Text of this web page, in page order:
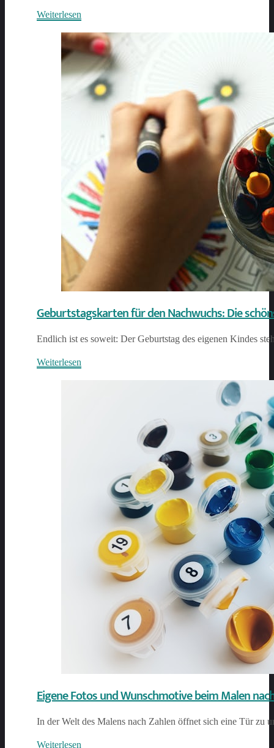
Weiterlesen
Geburtstagskarten für den Nachwuchs: Die
Endlich ist es soweit: Der Geburtstag des eigenen Kindes
Weiterlesen
Eigene Fotos und Wunschmotive beim Malen
In der Welt des Malens nach Zahlen öffnet sich eine Tür
Weiterlesen